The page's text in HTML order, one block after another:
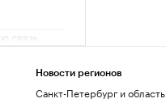
связь
Новости регионов
Санкт-Петербург и область